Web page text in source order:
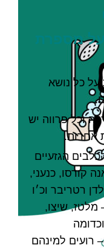
על מספרת
כל נושא
.
וכל פרווה יש
אחרות.
הגזעיים
קורסו,כנעני,
רטריבר וכ׳ו
מלטז,שיצו,
– רועים למינהם